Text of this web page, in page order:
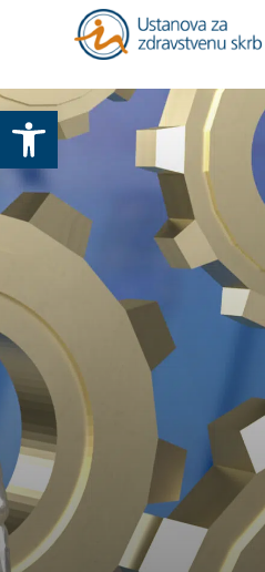
Otvori alatnu traku